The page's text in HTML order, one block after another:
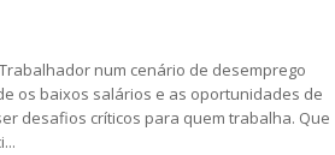
num cenário de desemprego
os baixos salários e as oportunidades de
desafios críticos para quem trabalha. Que